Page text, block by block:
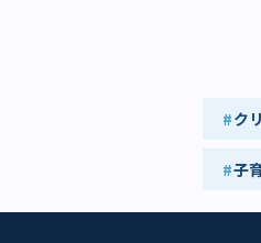
ク
子